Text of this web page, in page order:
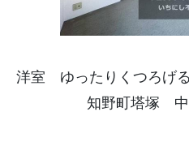
洋室 ゆったりくつろげ
知野町塔塚 中